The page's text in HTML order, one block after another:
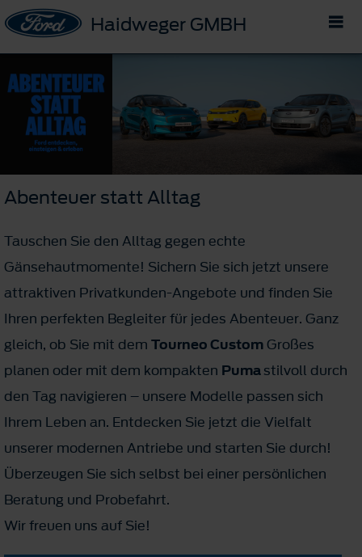
Haidweger GMBH
Abenteuer statt Alltag
Tauschen Sie den Alltag gegen echte
Gänsehautmomente! Sichern Sie sich jetzt unsere
attraktiven Privatkunden-Angebote und finden Sie
Ihren perfekten Begleiter für jedes Abenteuer. Ganz
gleich, ob Sie mit dem Tourneo Custom Großes
planen oder mit dem kompakten Pumastilvoll durch
den Tag navigieren – unsere Modelle passen sich
Ihrem Leben an. Entdecken Sie jetzt die Vielfalt
unserer modernen Antriebe und starten Sie durch!
Überzeugen Sie sich selbst bei einer persönlichen
Beratung und Probefahrt.
Wir freuen uns auf Sie!